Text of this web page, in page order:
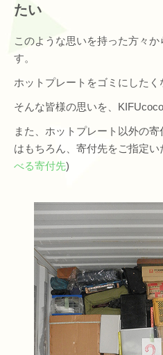
たい
このような思いを持った方々
す。
ホットプレートをゴミにしたく
そんな皆様の思いを、
また、ホットプレート以外の
はもちろん、寄付先をご指定
べる寄付先)